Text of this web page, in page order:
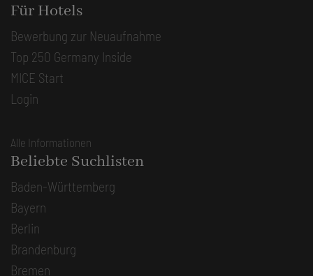
Für Hotels
Bewerbung zur Neuaufnahme
Top 250 Germany Inside
MICE Start
Login
Alle Informationen
Beliebte Suchlisten
Baden-Württemberg
Bayern
Berlin
Brandenburg
Bremen